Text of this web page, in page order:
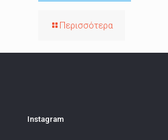
Περισσότερα
Instagram